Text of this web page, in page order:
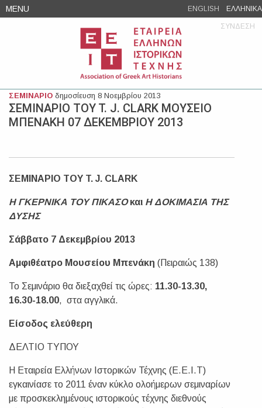
Skip
to
MENU ENGLISH ΕΛΛΗΝΙΚΑ
ΣΥΝΔΕΣΗ
ΣΕΜΙΝΑΡΙΟ δημοσίευση 8 Νοεμβρίου 2013
ΣΕΜΙΝΑΡΙΟ TOY T. J. CLARK ΜΟΥΣΕΙΟ
ΜΠΕΝΑΚΗ 07 ΔΕΚΕΜΒΡΙΟΥ 2013
ΣΕΜΙΝΑΡΙΟ TOY T. J. CLARK
HΓΚΕΡΝΙΚΑ TOYΠΙΚΑΣΟκαι Η ΔΟΚΙΜΑΣΙΑ ΤΗΣ
ΔΥΣΗΣ
Σάββατο 7 Δεκεμβρίου 2013
Αμφιθέατρο Μουσείου Μπενάκη (Πειραιώς 138)
Το Σεμινάριο θα διεξαχθεί τις ώρες: 11.30-13.30,
16.30-18.00, στα αγγλικά.
Eίσοδος ελεύθερη
ΔΕΛΤΙΟ ΤΥΠΟΥ
Η Εταιρεία Ελλήνων Ιστορικών Τέχνης (Ε.Ε.Ι.Τ)
εγκαινίασε το 2011 έναν κύκλο ολοήμερων σεμιναρίων
με προσκεκλημένους ιστορικούς τέχνης διεθνούς